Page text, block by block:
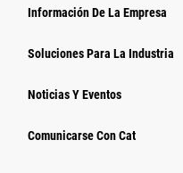
Información De La Empresa
Soluciones Para La Industria
Noticias Y Eventos
Comunicarse Con Cat